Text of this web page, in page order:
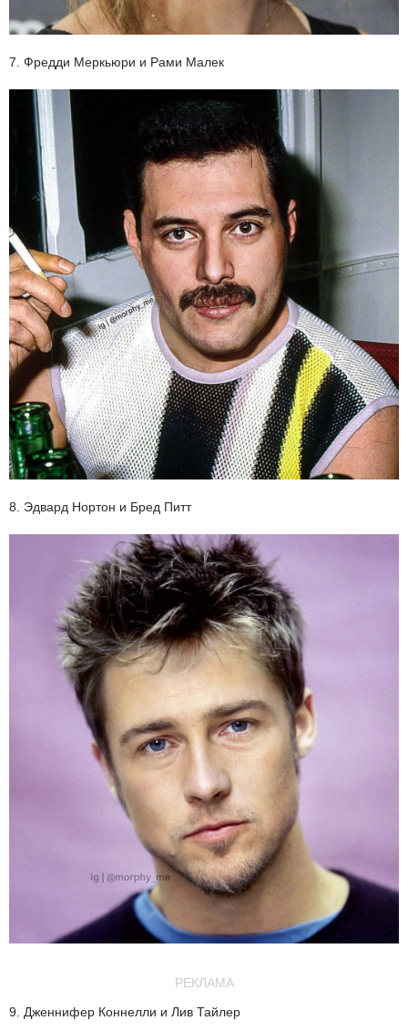
7. Фредди Меркьюри и Рами Малек
8. Эдвард Нортон и Бред Питт
РЕКЛАМА
9. Дженнифер Коннелли и Лив Тайлер